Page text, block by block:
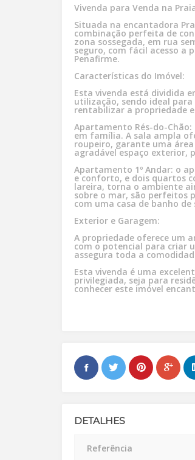
Vivenda para Venda na
Situada na encantadora Praia do Amanhã, em Santa Cruz,
combinação perfeita de
zona sossegada, em rua
seguro, com fácil acesso a
Penafirme.
Características do Imóvel:
Esta vivenda está dividida
utilização, sendo ideal
rentabilizar a propriedade
Apartamento Rés-do-
em família. A sala ampla
roupeiro, garante uma
agradável espaço exterior,
Apartamento 1º Andar: o apartamento conta com uma suite com roupeiro, oferecendo privacidade
e conforto, e dois quartos
lareira, torna o ambiente ainda mais acolhedor. A
sobre o mar, são perfeitos
com uma casa de banho
Exterior e Garagem:
A propriedade oferece um
com o potencial para criar
assegura toda a
Esta vivenda é uma
privilegiada, seja para
conhecer este imóvel
DETALHES
Referência